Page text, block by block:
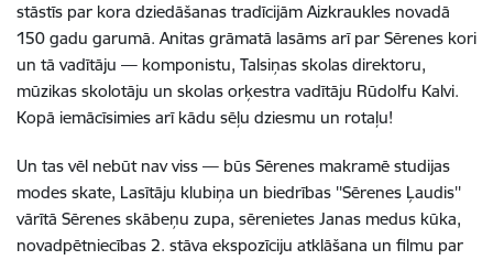
stāstīs par kora dziedāšanas tradīcijām Aizkraukles novadā
150 gadu garumā. Anitas grāmatā lasāms arī par Sērenes kori
un tā vadītāju — komponistu, Talsiņas skolas direktoru,
mūzikas skolotāju un skolas orķestra vadītāju Rūdolfu Kalvi.
Kopā iemācīsimies arī kādu sēļu dziesmu un rotaļu!
Un tas vēl nebūt nav viss — būs Sērenes makramē studijas
modes skate, Lasītāju klubiņa un biedrības ''Sērenes Ļaudis''
vārītā Sērenes skābeņu zupa, sērenietes Janas medus kūka,
novadpētniecības 2. stāva ekspozīciju atklāšana un filmu par